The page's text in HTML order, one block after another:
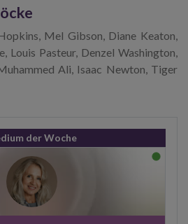
Mel Gibson, Diane Keaton,
Louis Pasteur, Denzel Washington,
Ali, Isaac Newton, Tiger
der Woche